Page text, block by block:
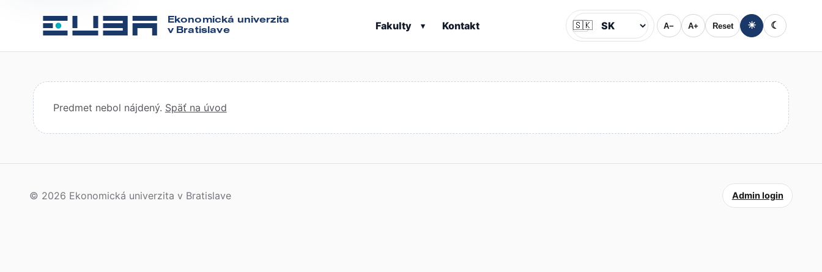
Ekonomická univerzita
v Bratislave
Fakulty ▾ Kontakt Jazyk
🇸🇰 A− A+ Reset ☀ ☾
Predmet nebol nájdený. Späť na úvod
© 2026 Ekonomická univerzita v Bratislave Admin login